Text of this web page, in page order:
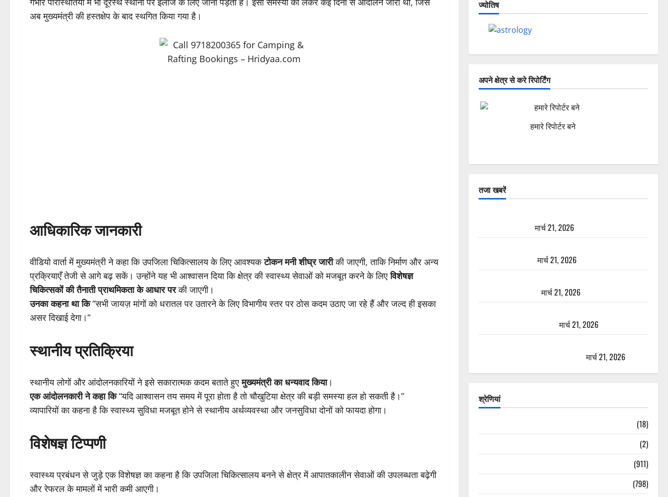
अब मुख्यमंत्री की हस्तक्षेप के बाद स्थगित किया गया है।
आधिकारिक जानकारी
वीडियो वार्ता में मुख्यमंत्री ने कहा कि उपजिला चिकित्सालय के लिए आवश्यकटोकन मनी शीघ्र जारीकी जाएगी, ताकि निर्माण और अन्य
प्रक्रियाएँ तेजी से आगे बढ़ सकें। उन्होंने यह भी आश्वासन दिया कि क्षेत्र की स्वास्थ्य सेवाओं को मजबूत करने के लिएविशेषज्ञ
चिकित्सकों की तैनाती प्राथमिकता के आधार परकी जाएगी।
उनका कहना था कि“सभी जायज़ मांगों को धरातल पर उतारने के लिए विभागीय स्तर पर ठोस कदम उठाए जा रहे हैं और जल्द ही इसका
असर दिखाई देगा।”
स्थानीय प्रतिक्रिया
स्थानीय लोगों और आंदोलनकारियों ने इसे सकारात्मक कदम बताते हुएमुख्यमंत्री का धन्यवाद किया।
एक आंदोलनकारी ने कहा कि“यदि आश्वासन तय समय में पूरा होता है तो चौखुटिया क्षेत्र की बड़ी समस्या हल हो सकती है।”
व्यापारियों का कहना है कि स्वास्थ्य सुविधा मजबूत होने से स्थानीय अर्थव्यवस्था और जनसुविधा दोनों को फायदा होगा।
विशेषज्ञ टिप्पणी
स्वास्थ्य प्रबंधन से जुड़े एक विशेषज्ञ का कहना है कि उपजिला चिकित्सालय बनने से क्षेत्र में आपातकालीन सेवाओं की उपलब्धता बढ़ेगी
और रेफरल के मामलों में भारी कमी आएगी।
ज्योतिष
अपने क्षेत्र से करे रिपोर्टिंग
हमारे रिपोर्टर बने
तजा खबरें
मार्च 21, 2026
मार्च 21, 2026
मार्च 21, 2026
मार्च 21, 2026
मार्च 21, 2026
श्रेणियां
(18)
(2)
(911)
(798)